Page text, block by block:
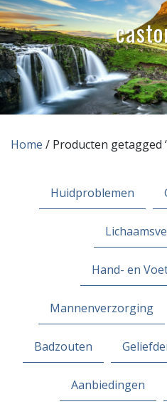
Home / Producten getagged
Huidproblemen
Hand- en
Mannenverzorging
Badzouten
Aanbiedingen